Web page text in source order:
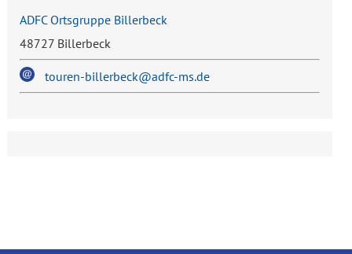
ADFC Ortsgruppe Billerbeck
48727 Billerbeck
touren-billerbeck@adfc-ms.de